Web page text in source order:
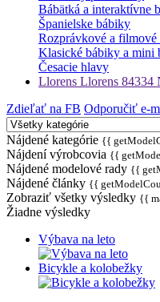
Bábätká a interaktívne
Španielske bábiky
Rozprávkové a
Klasické bábiky a mini
Česacie hlavy
Llorens Llorens
Zdieľať na FB Odporučiť e-
Nájdené kategórie {{
Nájdení výrobcovia {{
Nájdené modelové rady {{
Nájdené články {{
Zobraziť všetky výsledky {{
Žiadne výsledky
Výbava na leto
Bicykle a kolobežky